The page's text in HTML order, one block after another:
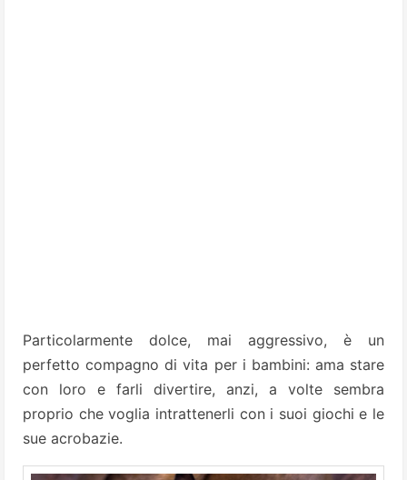
Particolarmente dolce, mai aggressivo, è un
perfetto compagno di vita per i bambini: ama stare
con loro e farli divertire, anzi, a volte sembra
proprio che voglia intrattenerli con i suoi giochi e le
sue acrobazie.